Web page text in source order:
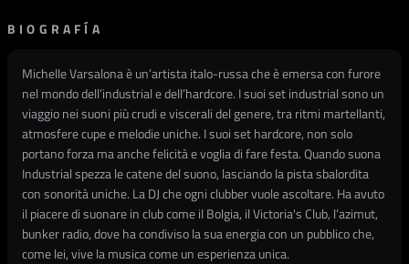
BIOGRAFÍA
Michelle Varsalona è un’artista italo-russa che è emersa con furore
nel mondo dell’industrial e dell’hardcore. I suoi set industrial sono un
viaggio nei suoni più crudi e viscerali del genere, tra ritmi martellanti,
atmosfere cupe e melodie uniche. I suoi set hardcore, non solo
portano forza ma anche felicità e voglia di fare festa. Quando suona
Industrial spezza le catene del suono, lasciando la pista sbalordita
con sonorità uniche. La DJ che ogni clubber vuole ascoltare. Ha avuto
il piacere di suonare in club come il Bolgia, il Victoria's Club, l’azimut,
bunker radio, dove ha condiviso la sua energia con un pubblico che,
come lei, vive la musica come un esperienza unica.